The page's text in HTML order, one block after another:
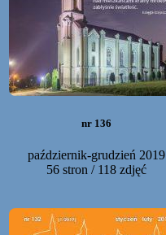
nr 136
październik-grudzień 2019
56 stron / 118 zdjęć